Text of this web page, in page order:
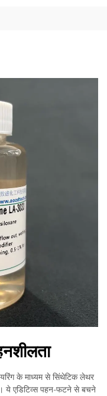
के माध्यम से सिंथेटिक लेथर
ये एडिटिव्स पहन-फटने से बचने